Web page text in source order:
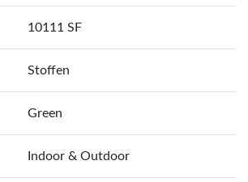
10111 SF
Stoffen
Green
Indoor & Outdoor